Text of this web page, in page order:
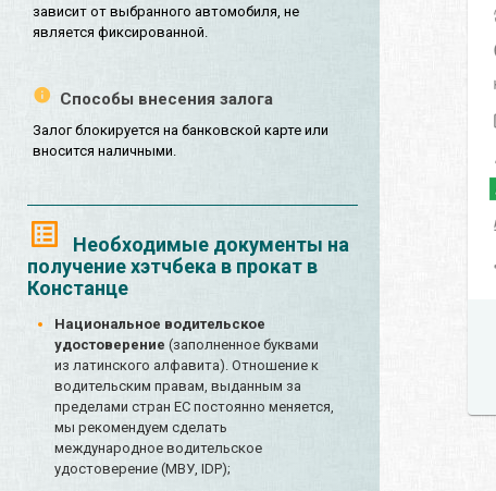
зависит от выбранного автомобиля, не
является фиксированной.
Способы внесения залога
Залог блокируется на банковской карте или
вносится наличными.
Необходимые документы на
получение хэтчбека в прокат в
Констанце
Национальное водительское
удостоверение (заполненное буквами
из латинского алфавита). Отношение к
водительским правам, выданным за
пределами стран ЕС постоянно меняется,
мы рекомендуем сделать
международное водительское
удостоверение (МВУ, IDP);